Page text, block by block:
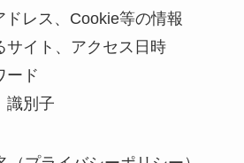
ドレス、Cookie等の情報
サイト、アクセス日時
ード
識別子